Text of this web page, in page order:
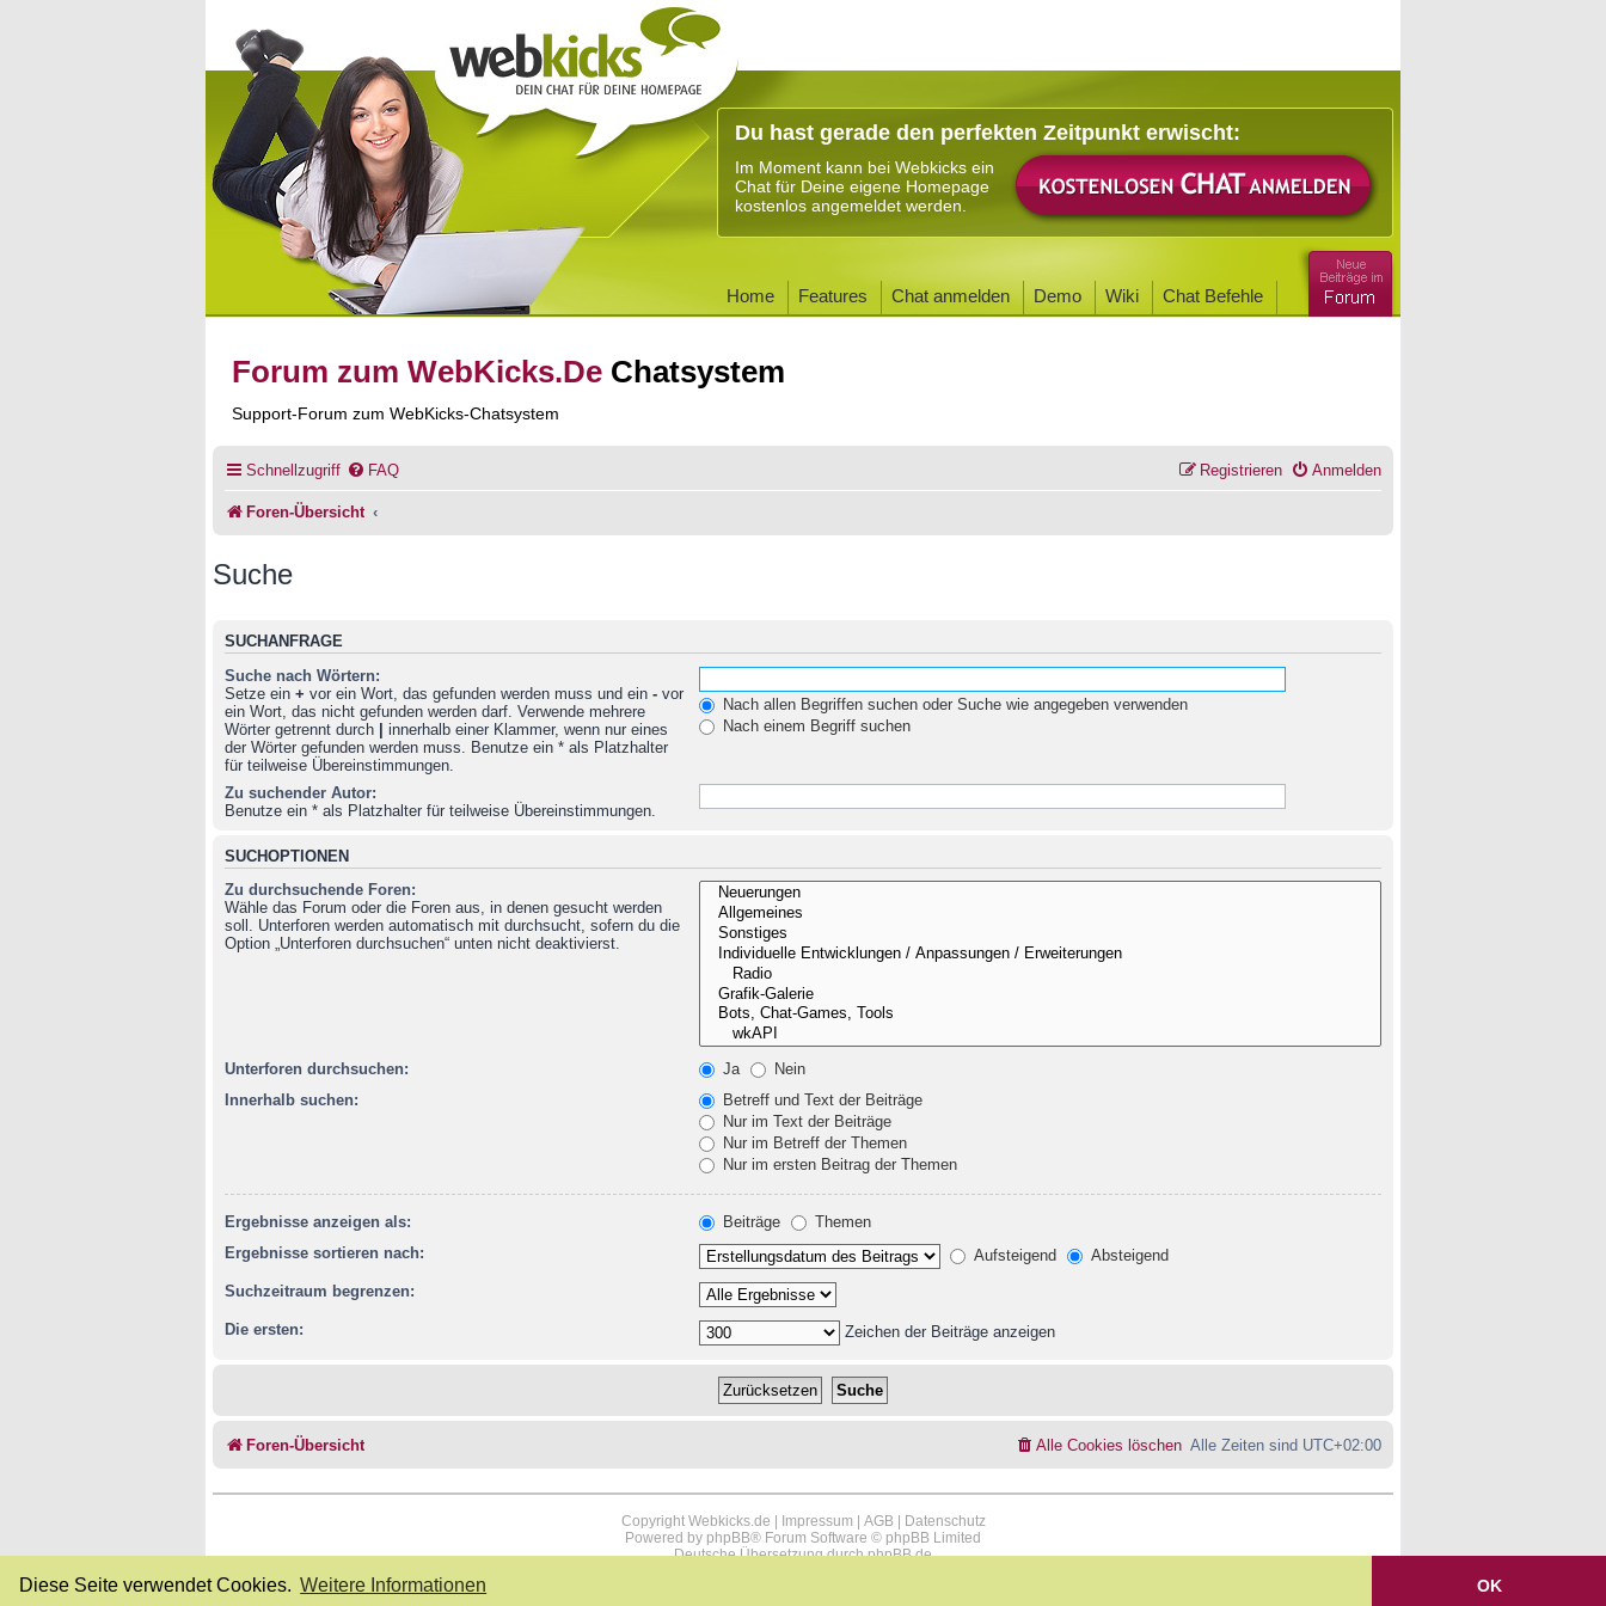
Diese Seite verwendet Cookies. Weitere Informationen OK
Du hast gerade den perfekten Zeitpunkt erwischt:
Im Moment kann bei Webkicks ein
Chat für Deine eigene Homepage
kostenlos angemeldet werden.
Home Features Chat anmelden Demo Wiki Chat Befehle
Forum zum WebKicks.De Chatsystem
Support-Forum zum WebKicks-Chatsystem
Schnellzugriff FAQ Anmelden
Registrieren
Foren-Übersicht
Suche
SUCHANFRAGE
Suche nach Wörtern:
Setze ein + vor ein Wort, das gefunden werden muss und ein - vor
ein Wort, das nicht gefunden werden darf. Verwende mehrere
Wörter getrennt durch
innerhalb einer Klammer, wenn nur eines
der Wörter gefunden werden muss. Benutze ein * als Platzhalter
für teilweise Übereinstimmungen.
Nach allen Begriffen suchen oder Suche wie angegeben verwenden
Nach einem Begriff suchen
Zu suchender Autor:
Benutze ein * als Platzhalter für teilweise Übereinstimmungen.
SUCHOPTIONEN
Zu durchsuchende Foren:
Wähle das Forum oder die Foren aus, in denen gesucht werden
soll. Unterforen werden automatisch mit durchsucht, sofern du die
Option „Unterforen durchsuchen“ unten nicht deaktivierst.
Unterforen durchsuchen: Ja
Nein
Innerhalb suchen:
Betreff und Text der Beiträge
Nur im Text der Beiträge
Nur im Betreff der Themen
Nur im ersten Beitrag der Themen
Ergebnisse anzeigen als: Beiträge
Themen
Ergebnisse sortieren nach:
Aufsteigend Absteigend
Suchzeitraum begrenzen:
Die ersten: Zeichen der Beiträge anzeigen
Foren-Übersicht Alle Zeiten sind UTC+02:00
Alle Cookies löschen
Copyright Webkicks.de | Impressum AGB|
Datenschutz
Powered by phpBB® Forum Software © phpBB Limited
Deutsche Übersetzung durchphpBB.de